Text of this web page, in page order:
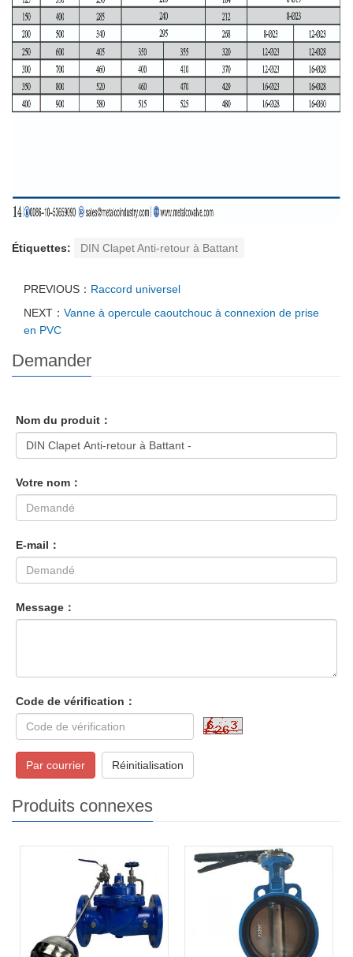
Étiquettes: DIN Clapet Anti-retour à Battant
PREVIOUS： Raccord universel
NEXT： Vanne à opercule caoutchouc à connexion de prise
en PVC
Demander
Nom du produit：
Votre nom：
E-mail：
Message：
Code de vérification：
Par courrier Réinitialisation
Produits connexes